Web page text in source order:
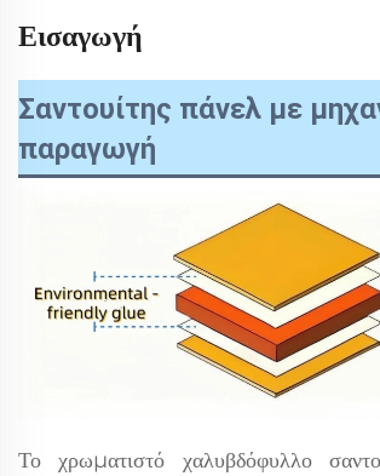
Εισαγωγή
Σαντουίτης πάνελ με
παραγωγή
Το χρωματιστό χαλυβδόφυλλο